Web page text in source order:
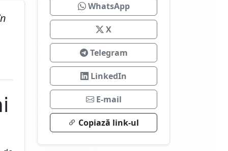
WhatsApp
X
Telegram
LinkedIn
E-mail
Copiază link-ul